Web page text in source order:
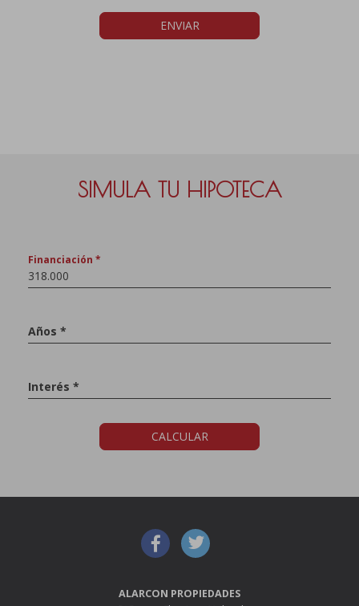
ENVIAR
SIMULA TU HIPOTECA
Financiación *
Años *
Interés *
CALCULAR
ALARCON PROPIEDADES